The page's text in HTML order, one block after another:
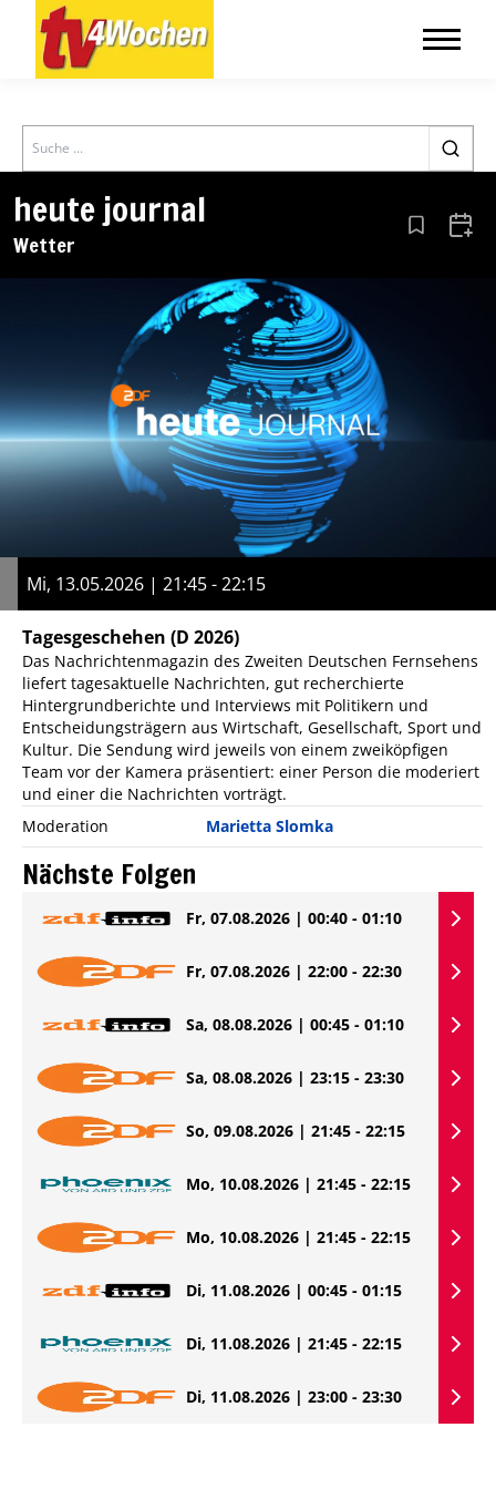
Search
heute journal
Wetter Aus den
Mi, 13.05.2026 | 21:45 - 22:15
Tagesgeschehen (D 2026)
Das Nachrichtenmagazin des Zweiten Deutschen Fernsehens
liefert tagesaktuelle Nachrichten, gut recherchierte
Hintergrundberichte und Interviews mit Politikern und
Entscheidungsträgern aus Wirtschaft, Gesellschaft, Sport und
Kultur. Die Sendung wird jeweils von einem zweiköpfigen
Team vor der Kamera präsentiert: einer Person die moderiert
und einer die Nachrichten vorträgt.
Moderation
Marietta Slomka
Nächste Folgen
Fr, 07.08.2026 | 00:40 - 01:10
Fr, 07.08.2026 | 22:00 - 22:30
Sa, 08.08.2026 | 00:45 - 01:10
Sa, 08.08.2026 | 23:15 - 23:30
So, 09.08.2026 | 21:45 - 22:15
Mo, 10.08.2026 | 21:45 - 22:15
Mo, 10.08.2026 | 21:45 - 22:15
Di, 11.08.2026 | 00:45 - 01:15
Di, 11.08.2026 | 21:45 - 22:15
Di, 11.08.2026 | 23:00 - 23:30